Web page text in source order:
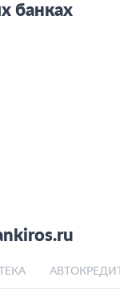
банках